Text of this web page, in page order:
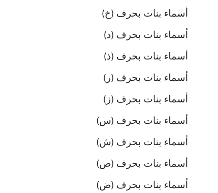
أسماء بنات بحرف (خ)
أسماء بنات بحرف (د)
أسماء بنات بحرف (ذ)
أسماء بنات بحرف (ر)
أسماء بنات بحرف (ز)
أسماء بنات بحرف (س)
أسماء بنات بحرف (ش)
أسماء بنات بحرف (ص)
أسماء بنات بحرف (ض)